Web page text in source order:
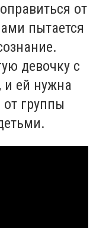
от
пытается
девочку с
и ей нужна
группы